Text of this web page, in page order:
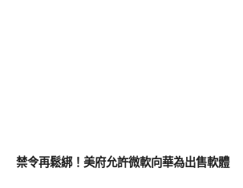
禁令再鬆綁！美府允許微軟向華為出售軟體